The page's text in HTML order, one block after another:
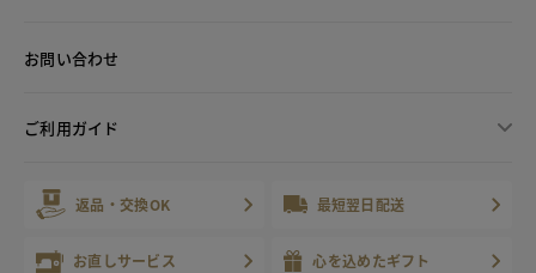
お問い合わせ
ご利用ガイド
返品・交換OK 最短翌日配送
お直しサービス 心を込めたギフト